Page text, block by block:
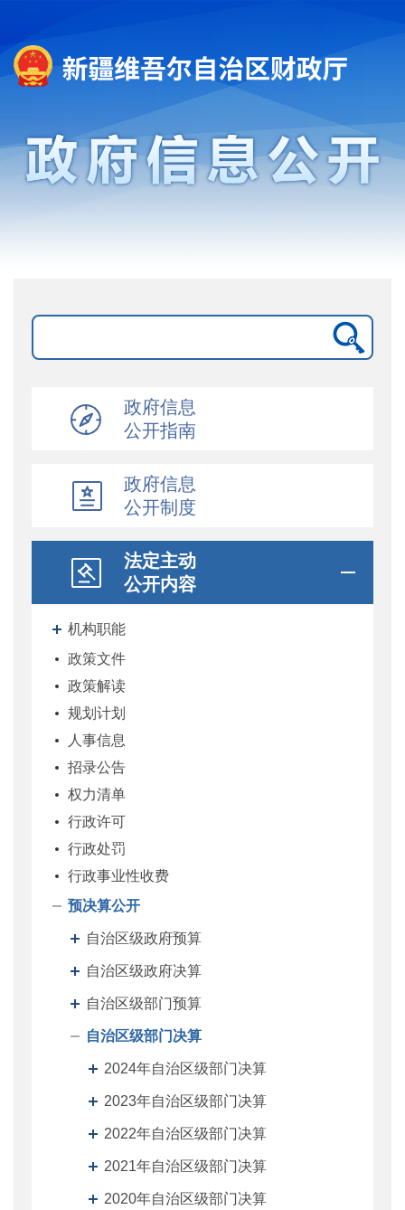
政府信息
公开指南
政府信息
公开制度
法定主动
公开内容
机构职能
政策文件
政策解读
规划计划
人事信息
招录公告
权力清单
行政许可
行政处罚
行政事业性收费
预决算公开
自治区级政府预算
自治区级政府决算
自治区级部门预算
自治区级部门决算
2024年自治区级部门决算
2023年自治区级部门决算
2022年自治区级部门决算
2021年自治区级部门决算
2020年自治区级部门决算